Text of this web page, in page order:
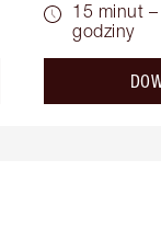
15 minut –
godziny